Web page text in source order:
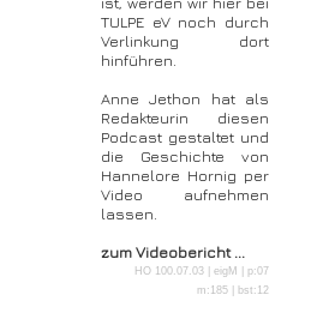
TULPE eV noch durch
Verlinkung dort
hinführen.
Anne Jethon hat als
Redakteurin diesen
Podcast gestaltet und
die Geschichte von
Hannelore Hornig per
Video aufnehmen
lassen.
zum Videobericht ...
HO 100.07.03 | eigM | p:07
m:185 | bst:12